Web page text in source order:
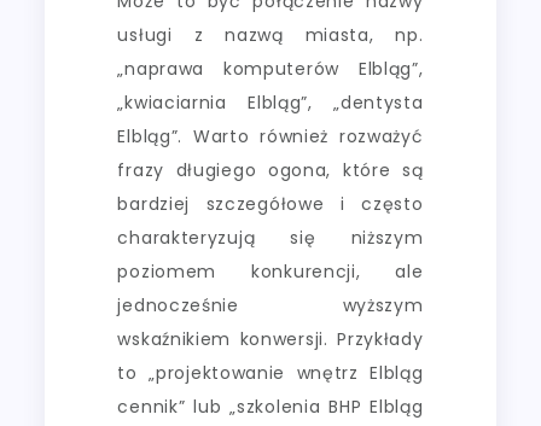
usługi z nazwą miasta, np.
„naprawa komputerów Elbląg”,
„kwiaciarnia Elbląg”, „dentysta
Elbląg”. Warto również rozważyć
frazy długiego ogona, które są
bardziej szczegółowe i często
charakteryzują się niższym
poziomem konkurencji, ale
jednocześnie wyższym
wskaźnikiem konwersji. Przykłady
to „projektowanie wnętrz Elbląg
cennik” lub „szkolenia BHP Elbląg